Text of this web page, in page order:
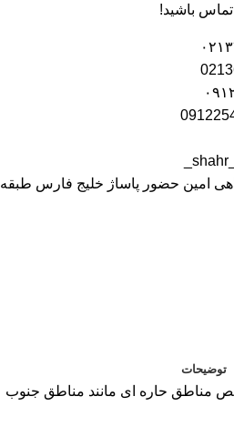
باشید!
امین حضور پاساژ خلیج فارس طبقه
توضیحات
مختص مناطق حاره ای مانند مناطق جنوب